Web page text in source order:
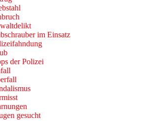
im Einsatz
der Polizei
gesucht